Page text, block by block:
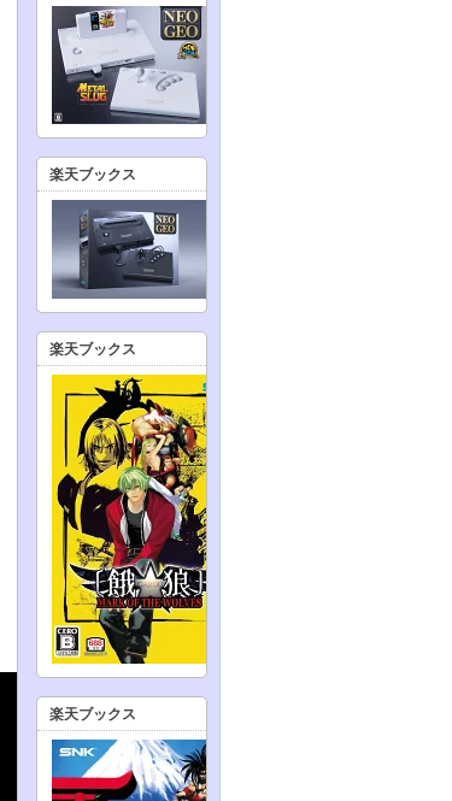
楽天ブックス
楽天ブックス
楽天ブックス